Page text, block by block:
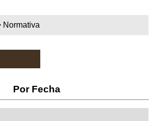
Normativa
Por Fecha